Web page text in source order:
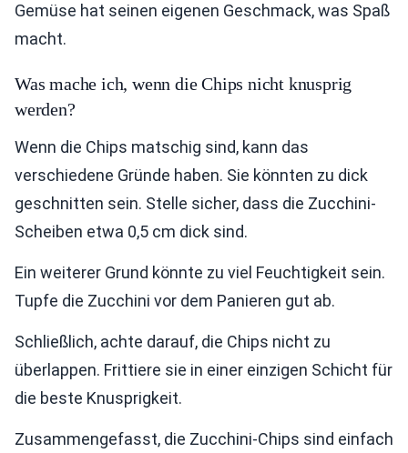
Gemüse hat seinen eigenen Geschmack, was Spaß
macht.
Was mache ich, wenn die Chips nicht knusprig
werden?
Wenn die Chips matschig sind, kann das
verschiedene Gründe haben. Sie könnten zu dick
geschnitten sein. Stelle sicher, dass die Zucchini-
Scheiben etwa 0,5 cm dick sind.
Ein weiterer Grund könnte zu viel Feuchtigkeit sein.
Tupfe die Zucchini vor dem Panieren gut ab.
Schließlich, achte darauf, die Chips nicht zu
überlappen. Frittiere sie in einer einzigen Schicht für
die beste Knusprigkeit.
Zusammengefasst, die Zucchini-Chips sind einfach